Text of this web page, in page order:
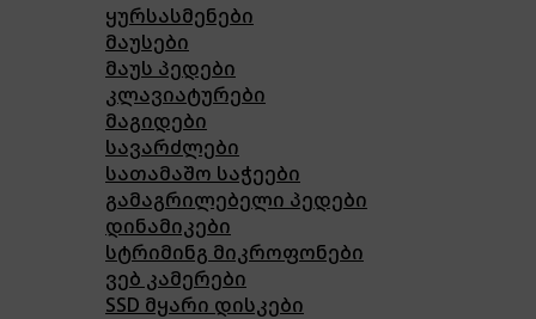
ყურსასმენები
მაუსები
მაუს პედები
კლავიატურები
მაგიდები
სავარძლები
სათამაშო საჭეები
გამაგრილებელი პედები
დინამიკები
სტრიმინგ მიკროფონები
ვებ კამერები
SSD მყარი დისკები